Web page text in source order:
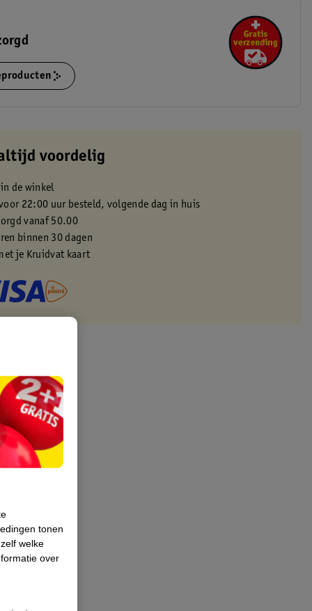
voordelig
de winkel
22:00 uur besteld, volgende dag in huis
vanaf 50.00
binnen 30 dagen
je Kruidvat kaart
tonen
welke
over